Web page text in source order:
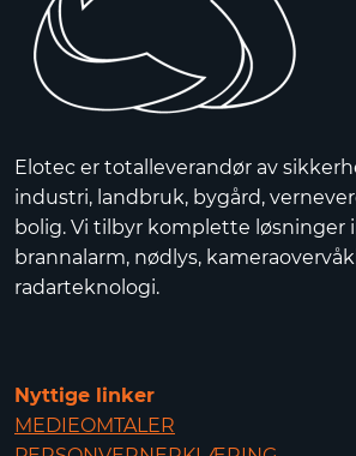
Elotec er totalleverandør av
industri, landbruk, bygård,
bolig. Vi tilbyr komplette løsninger
brannalarm, nødlys,
radarteknologi.
Nyttige linker
MEDIEOMTALER